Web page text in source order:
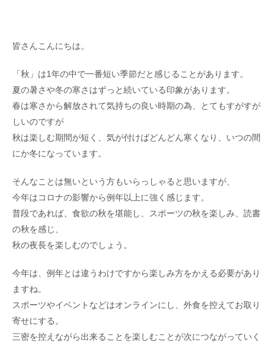
皆さんこんにちは。
「秋」は1年の中で一番短い季節だと感じることがあります。
夏の暑さや冬の寒さはずっと続いている印象があります。
春は寒さから解放されて気持ちの良い時期の為、とてもすがすが
しいのですが
秋は楽しむ期間が短く、気が付けばどんどん寒くなり、いつの間
にか冬になっています。
そんなことは無いという方もいらっしゃると思いますが、
今年はコロナの影響から例年以上に強く感じます。
普段であれば、食欲の秋を堪能し、スポーツの秋を楽しみ、読書
の秋を感じ、
秋の夜長を楽しむのでしょう。
今年は、例年とは違うわけですから楽しみ方をかえる必要があり
ますね。
スポーツやイベントなどはオンラインにし、外食を控えてお取り
寄せにする。
三密を控えながら出来ることを楽しむことが次につながっていく